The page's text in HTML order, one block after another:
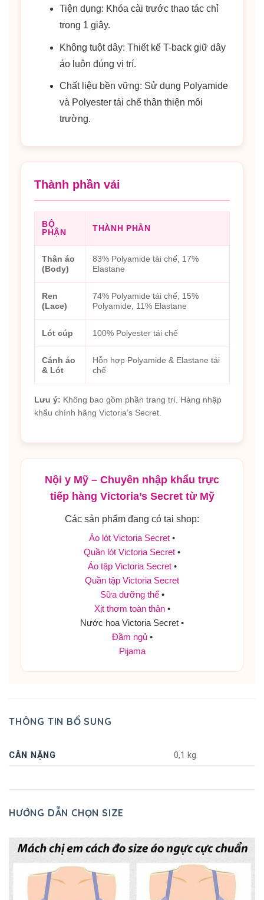
Tiện dụng: Khóa cài trước thao tác chỉ
trong 1 giây.
Không tuột dây: Thiết kế T-back giữ dây
áo luôn đúng vị trí.
Chất liệu bền vững: Sử dụng Polyamide
và Polyester tái chế thân thiện môi
trường.
Thành phần vải
BỘ
PHẬN
THÀNH PHẦN
Thân áo
(Body)
83% Polyamide tái chế, 17%
Elastane
Ren
(Lace)
74% Polyamide tái chế, 15%
Polyamide, 11% Elastane
Lót cúp 100% Polyester tái chế
Cánh áo
& Lót
Hỗn hợp Polyamide & Elastane tái
chế
Lưu ý: Không bao gồm phần trang trí. Hàng nhập
khẩu chính hãng Victoria’s Secret.
Nội y Mỹ – Chuyên nhập khẩu trực
tiếp hàng Victoria’s Secret từ Mỹ
Các sản phẩm đang có tại shop:
Áo lót Victoria Secret •
Quần lót Victoria Secret •
Áo tập Victoria Secret•
Quần tập Victoria Secret
Sữa dưỡng thể•
Xịt thơm toàn thân•
Nước hoa Victoria Secret •
Đầm ngủ•
Pijama
THÔNG TIN BỔ SUNG
CÂN NẶNG 0,1 kg
HƯỚNG DẪN CHỌN SIZE